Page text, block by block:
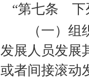
“第七条 下
（一）组织
发展人员发展
或者间接滚动